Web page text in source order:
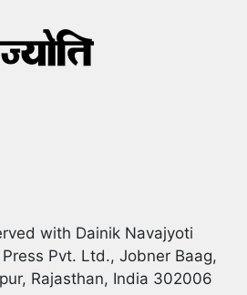
with Dainik Navajyoti
Pvt. Ltd., Jobner Baag,
Rajasthan, India 302006